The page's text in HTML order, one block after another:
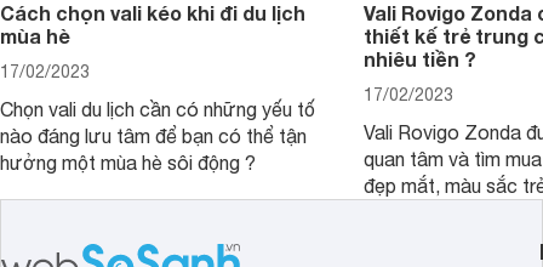
Cách chọn vali kéo khi đi du lịch
mùa hè
17/02/2023
Chọn vali du lịch cần có những yếu tố
nào đáng lưu tâm để bạn có thể tận
hưởng một mùa hè sôi động ?
Vali Rovigo
thiết kế trẻ trung
nhiêu tiền ?
17/02/2023
Vali Rovigo Zonda
quan tâm và tìm
đẹp mắt, màu sắc